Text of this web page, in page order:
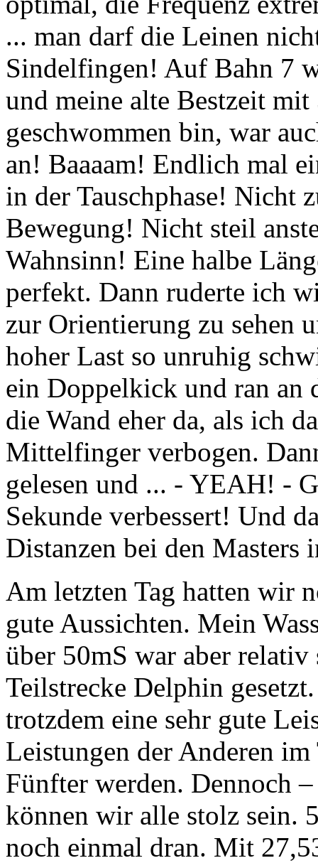
... man darf die Leinen
Sindelfingen! Auf Bahn 7
und meine alte Bestzeit
geschwommen bin, war
an! Baaaam! Endlich mal
in der Tauschphase! Nicht
Bewegung! Nicht steil
Wahnsinn! Eine halbe
perfekt. Dann ruderte ich
zur Orientierung zu sehen
hoher Last so unruhig
ein Doppelkick und ran an
die Wand eher da, als ich
Mittelfinger verbogen.
gelesen und ... - YEAH! -
Sekunde verbessert! Und
Distanzen bei den Masters
Am letzten Tag hatten wir
gute Aussichten. Mein
über 50mS war aber
Teilstrecke Delphin
trotzdem eine sehr gute
Leistungen der Anderen
Fünfter werden. Dennoch
können wir alle stolz sein.
noch einmal dran. Mit